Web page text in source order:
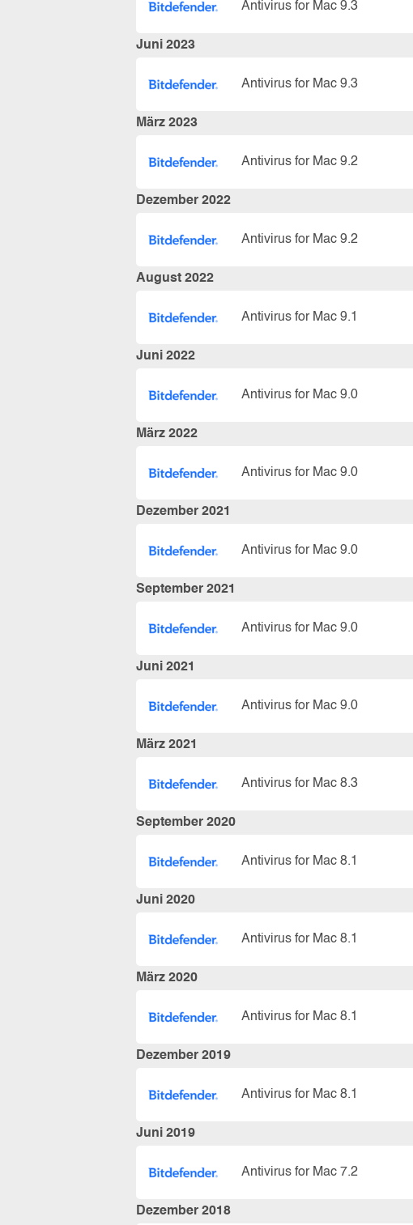
Antivirus for Mac 9.3
Juni 2023
Antivirus for Mac 9.3
März 2023
Antivirus for Mac 9.2
Dezember 2022
Antivirus for Mac 9.2
August 2022
Antivirus for Mac 9.1
Juni 2022
Antivirus for Mac 9.0
März 2022
Antivirus for Mac 9.0
Dezember 2021
Antivirus for Mac 9.0
September 2021
Antivirus for Mac 9.0
Juni 2021
Antivirus for Mac 9.0
März 2021
Antivirus for Mac 8.3
September 2020
Antivirus for Mac 8.1
Juni 2020
Antivirus for Mac 8.1
März 2020
Antivirus for Mac 8.1
Dezember 2019
Antivirus for Mac 8.1
Juni 2019
Antivirus for Mac 7.2
Dezember 2018